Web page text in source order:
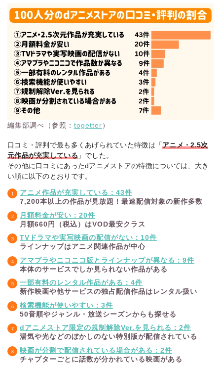
メ
8月
中・毎
週水曜
23:00
内
ア
ニ
メ
幼女戦記Ⅱ
地上波先行・最速。
人気ミリタリー異世
界アニメの第2期
8月
中・毎
週水曜
23:30
国
内
ア
ニ
攻殻機動隊 THE G
HOST IN THE SHE
LL
世界的人気SFシリ
ーズの完全新作
中・毎
週金曜
25:30
国
内
ア
ニ
メ
うしろの正面カムイ
さん
ニメストア独占配
ニアニメも配信
8月
中・毎
週火曜
21:30
内
ア
ニ
メ
対ありでした。～お
嬢さまは格闘ゲーム
なんてしない～
格闘ゲーム×お嬢さ
8月
週配信
国
内
ニ
メ
骸骨騎士様、只今異
世界へお出掛け中Ⅱ
地上波先行・最速。
人気異世界ファンタ
ジーの第2期
中・毎
週配信
国
ア
ニ
メ
迷宮国の新人探索者
～
EMAの2社独占配信
8月
中・毎
内
ア
ブチ切れ令嬢は報復
を誓いました。～魔
dアニメストア・AB
EMAの2社独占配信
編集部調べ（参照： togetter）
口コミ・評判で最も多くあげられていた特徴は「アニメ・2.5次
元作品が充実している」でした。
その他に口コミにあったdアニメストアの特徴については、大き
い順に以下のとおりです。
アニメ作品が充実している：43件
7,200本以上の作品が見放題！最速配信対象の新作多数
月額料金が安い：20件
月額660円（税込）はVOD最安クラス
TVドラマや実写映画の配信がない：10件
ラインナップはアニメ関連作品が中心
アマプラやニコニコ版とラインナップが異なる：9件
本体のサービスでしか見られない作品がある
一部有料のレンタル作品がある：4件
新作映画や他サービスの独占配信作品はレンタル扱い
検索機能が使いやすい：3件
50音順やジャンル・放送シーズンからも探せる
dアニメストア限定の規制解除Ver.を見られる：2件
湯気や光などのぼかしのない特別版が配信されている
映画が分割で配信されている場合がある：2件
チャプターごとに話数が分かれている映画がある